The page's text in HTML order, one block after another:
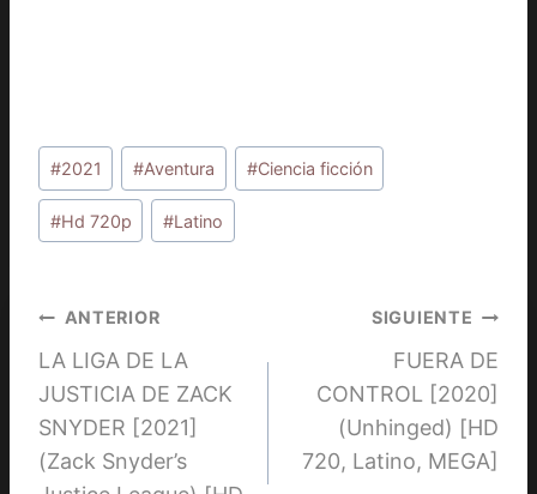
Etiquetas
de
la
#2021 #Aventura #Ciencia ficción
#Hd 720p #Latino
Navegación
de
entradas
ANTERIOR
LA LIGA DE LA
JUSTICIA DE ZACK
SNYDER [2021]
(Zack Snyder’s
SIGUIENTE
FUERA DE
CONTROL [2020]
(Unhinged) [HD
720, Latino, MEGA]